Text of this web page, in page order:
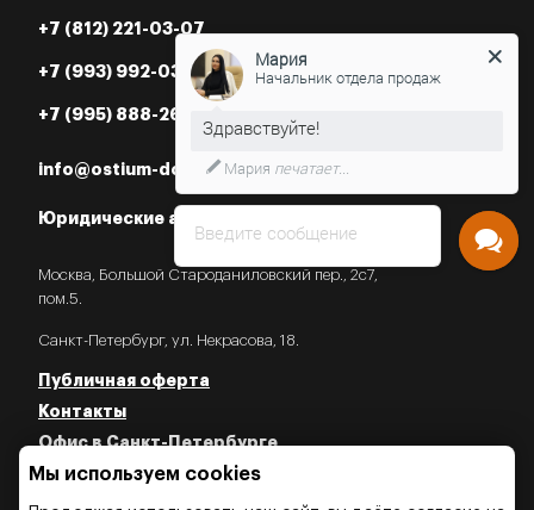
+7 (812) 221-03-07
+7 (993) 992-03-07
+7 (995) 888-26-87
info@ostium-doors.ru
Юридические адреса в РФ
Москва, Большой Староданиловский пер., 2с7,
пом.5.
Санкт-Петербург, ул. Некрасова, 18.
Публичная оферта
Контакты
Офис в Санкт-Петербурге
Политика конфиденциальности
Политика об использовании Cookies
Мы используем cookies
Введите сообщение
Мария
Начальник отдела продаж
Мария печатает...